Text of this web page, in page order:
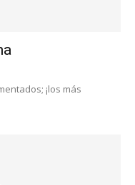
¡los más